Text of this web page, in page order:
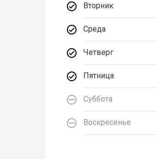
Вторник
Среда
Четверг
Пятница
Суббота
Воскресенье